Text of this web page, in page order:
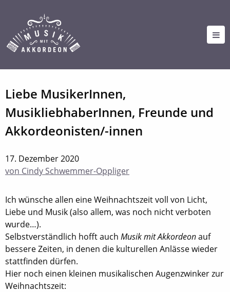
Liebe MusikerInnen,
MusikliebhaberInnen, Freunde und
Akkordeonisten/-innen
17. Dezember 2020
von Cindy Schwemmer-Oppliger
Ich wünsche allen eine Weihnachtszeit voll von Licht,
Liebe und Musik (also allem, was noch nicht verboten
wurde…).
Selbstverständlich hofft auch Musik mit Akkordeonauf
bessere Zeiten, in denen die kulturellen Anlässe wieder
stattfinden dürfen.
Hier noch einen kleinen musikalischen Augenzwinker zur
Weihnachtszeit: